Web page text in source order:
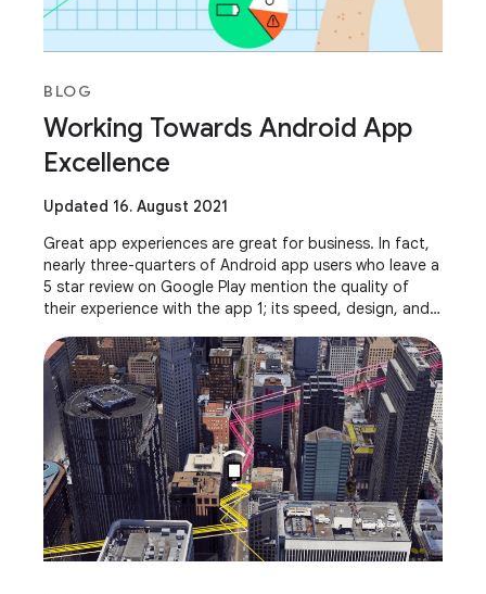
BLOG
Working Towards Android App
Excellence
Updated 16. August 2021
Great app experiences are great for business. In fact,
nearly three-quarters of Android app users who leave a
5 star review on Google Play mention the quality of
their experience with the app 1; its speed, design, and